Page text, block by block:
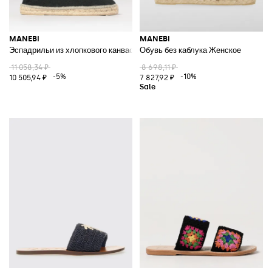
MANEBI
Эспадрильи из хлопкового канваса
11 058,34 ₽
10 505,94 ₽
-5%
MANEBI
Обувь без каблука Женское
8 698,11 ₽
7 827,92 ₽
-10%